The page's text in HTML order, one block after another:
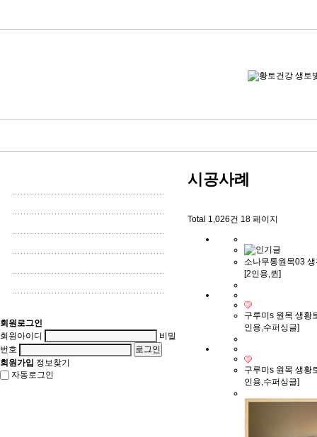
회원로그인
회원아이디
비밀
번호
회원가입 정보찾기
자동로그인
시공사례
Total 1,026건 18 페이지
소나무통원목03
[2인용,퀸]
구루미s 원목 생황
인용,수퍼싱글]
구루미s 원목 생황
인용,수퍼싱글]